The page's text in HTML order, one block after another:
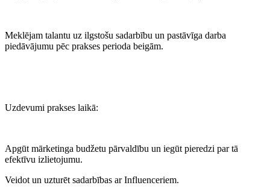
Meklējam talantu uz ilgstošu sadarbību un pastāvīga darba
piedāvājumu pēc prakses perioda beigām.
Uzdevumi prakses laikā:
Apgūt mārketinga budžetu pārvaldību un iegūt pieredzi par tā
efektīvu izlietojumu.
Veidot un uzturēt sadarbības ar Influenceriem.